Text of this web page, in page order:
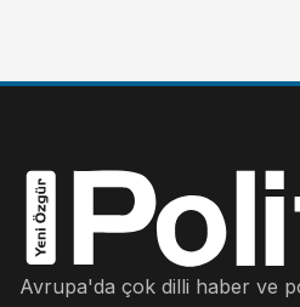
Avrupa'da çok dilli haber ve